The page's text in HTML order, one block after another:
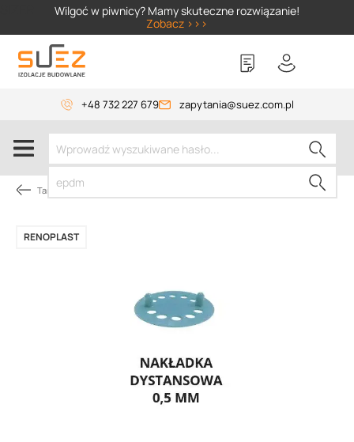
Wilgoć w piwnicy? Mamy skuteczne rozwiązanie!
Zobacz >>>
+48 732 227 679 zapytania@suez.com.pl
Tarasy i balkony wentylowane
RENOPLAST